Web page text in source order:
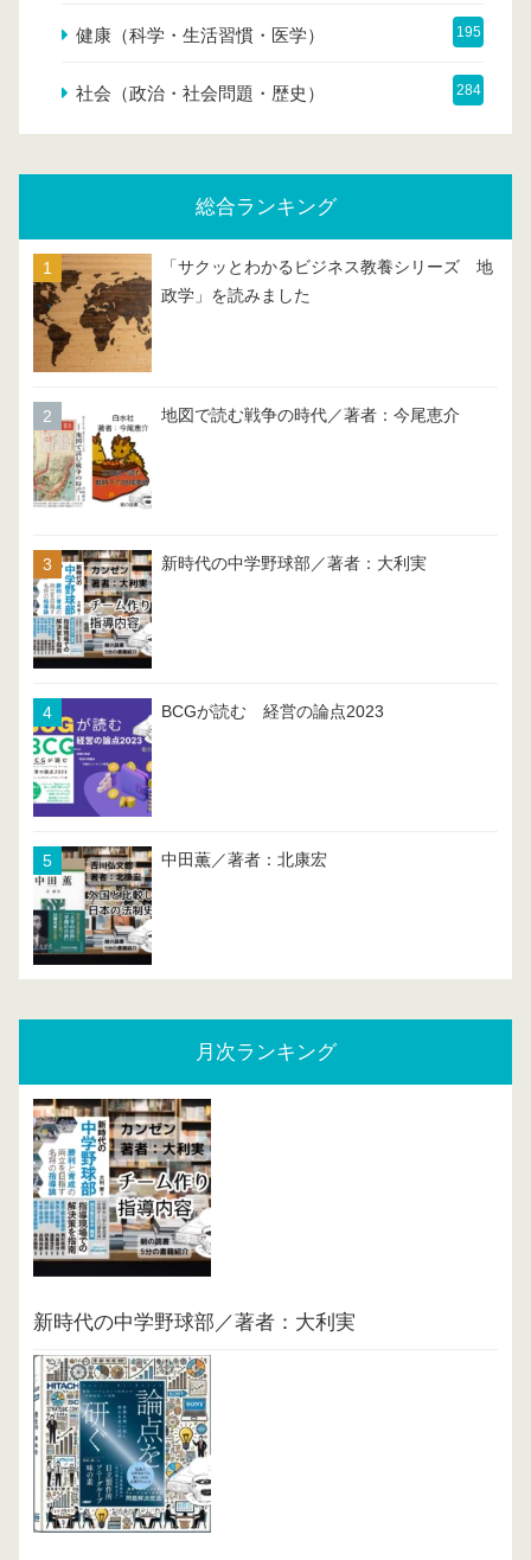
健康（科学・生活習慣・医学） 195
社会（政治・社会問題・歴史） 284
総合ランキング
「サクッとわかるビジネス教養シリーズ 地
政学」を読みました
地図で読む戦争の時代／著者：今尾恵介
新時代の中学野球部／著者：大利実
BCGが読む 経営の論点2023
中田薫／著者：北康宏
月次ランキング
新時代の中学野球部／著者：大利実